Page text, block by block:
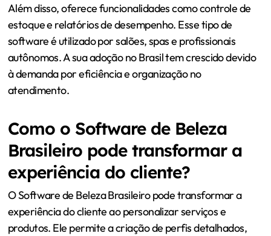
Além disso, oferece funcionalidades como controle de
estoque e relatórios de desempenho. Esse tipo de
software é utilizado por salões, spas e profissionais
autônomos. A sua adoção no Brasil tem crescido devido
à demanda por eficiência e organização no
atendimento.
Como o Software de Beleza
Brasileiro pode transformar a
experiência do cliente?
O Software de Beleza Brasileiro pode transformar a
experiência do cliente ao personalizar serviços e
produtos. Ele permite a criação de perfis detalhados,